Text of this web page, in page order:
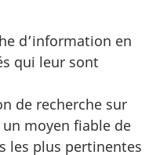
d’information en
qui leur sont
de recherche sur
moyen fiable de
les plus pertinentes